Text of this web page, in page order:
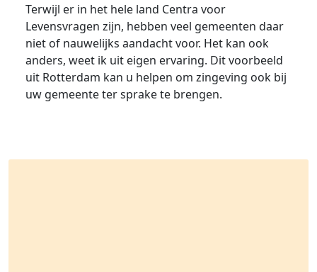
Terwijl er in het hele land Centra voor
Levensvragen zijn, hebben veel gemeenten daar
niet of nauwelijks aandacht voor. Het kan ook
anders, weet ik uit eigen ervaring. Dit voorbeeld
uit Rotterdam kan u helpen om zingeving ook bij
uw gemeente ter sprake te brengen.